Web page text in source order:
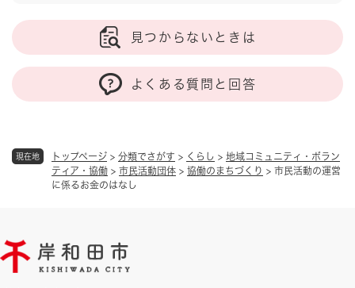
現在地 トップページ > 分類でさがす > くらし > 地域コミュニティ・ボラン
ティア・協働 > 市民活動団体 > 協働のまちづくり > 市民活動の運営
に係るお金のはなし
見つからないときは
よくある質問と回答